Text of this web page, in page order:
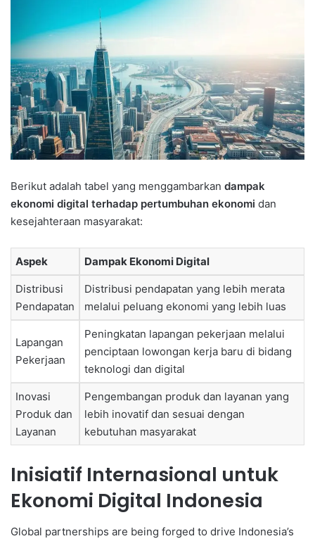
Berikut adalah tabel yang menggambarkan dampak
ekonomi digital terhadap pertumbuhan ekonomi dan
kesejahteraan masyarakat:
Aspek Dampak Ekonomi Digital
Distribusi
Pendapatan
Distribusi pendapatan yang lebih merata
melalui peluang ekonomi yang lebih luas
Lapangan
Pekerjaan
Peningkatan lapangan pekerjaan melalui
penciptaan lowongan kerja baru di bidang
teknologi dan digital
Inovasi
Produk dan
Layanan
Pengembangan produk dan layanan yang
lebih inovatif dan sesuai dengan
kebutuhan masyarakat
Inisiatif Internasional untuk
Ekonomi Digital Indonesia
Global partnerships are being forged to drive Indonesia’s